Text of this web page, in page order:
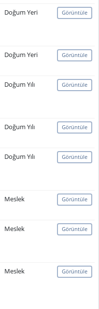
Doğum Yeri Görüntüle
Doğum Yeri Görüntüle
Doğum Yılı Görüntüle
Doğum Yılı Görüntüle
Doğum Yılı Görüntüle
Meslek Görüntüle
Meslek Görüntüle
Meslek Görüntüle